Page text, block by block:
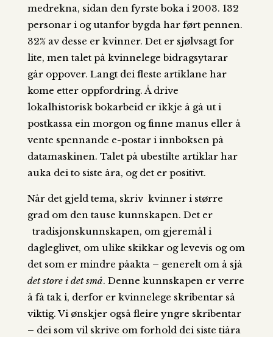
medrekna, sidan den fyrste boka i 2003. 132
personar i og utanfor bygda har ført pennen.
32% av desse er kvinner. Det er sjølvsagt for
lite, men talet på kvinnelege bidragsytarar
går oppover. Langt dei fleste artiklane har
kome etter oppfordring. Å drive
lokalhistorisk bokarbeid er ikkje å gå ut i
postkassa ein morgon og finne manus eller å
vente spennande e-postar i innboksen på
datamaskinen. Talet på ubestilte artiklar har
auka dei to siste åra, og det er positivt.
Når det gjeld tema, skriv kvinner i større
grad om den tause kunnskapen. Det er
tradisjonskunnskapen, om gjeremål i
dagleglivet, om ulike skikkar og levevis og om
det som er mindre påakta – generelt om å sjå
det store i det små. Denne kunnskapen er verre
å få tak i, derfor er kvinnelege skribentar så
viktig. Vi ønskjer også fleire yngre skribentar
– dei som vil skrive om forhold dei siste tiåra